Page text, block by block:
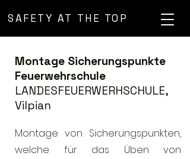
SAFETY AT THE TOP
Montage Sicherungspunkte
Feuerwehrschule
LANDESFEUERWERHSCHULE,
Vilpian
Montage von Sicherungspunkten,
welche für das Üben von